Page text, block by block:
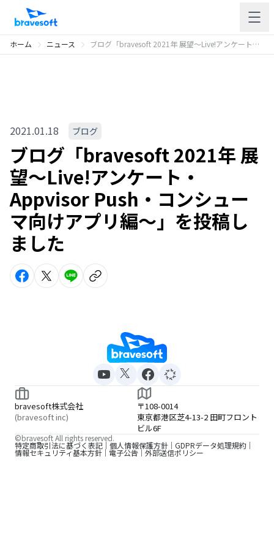
ホーム ニュース ブログ「bravesoft 2021年 展望〜Live!アンケート・Appvisor Push・コンシューマ向けアプリ編〜」を投稿しました
2021.01.18 ブログ
ブログ「bravesoft 2021年 展
望〜Live!アンケート・
Appvisor Push・コンシュー
マ向けアプリ編〜」を投稿し
ました
bravesoft株式会社
(bravesoft inc)
〒108-0014
東京都港区芝4-13-2 田町フロント
ビル6F
特定商取引法に基づく表記 個人情報保護方針 GDPRデータ処理規約
情報セキュリティ基本方針 電子公告 外部送信ポリシー
©bravesoft All rights reserved.